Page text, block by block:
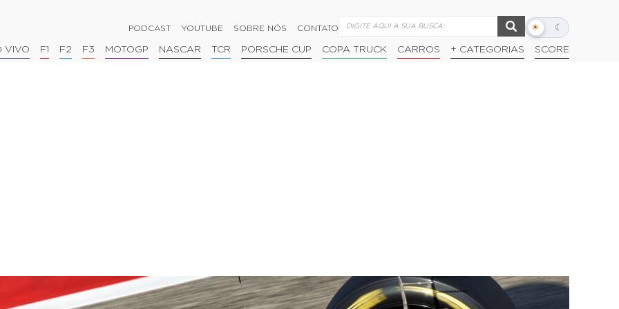
PODCAST YOUTUBE SOBRE NÓS CONTATO ☀ ☾
Alternar
escuro
VIVO F1 F2 F3 MOTOGP NASCAR TCR PORSCHE CUP COPA TRUCK CARROS + CATEGORIAS SCORE